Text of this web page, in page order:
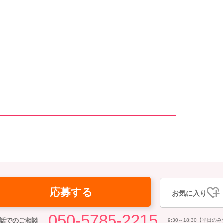
応募する お気に入り
でのご相談 9:30～18:30【平日のみ